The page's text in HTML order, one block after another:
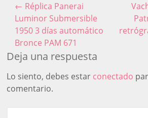
Post navigation
← Réplica Panerai
Luminor Submersible
1950 3 días automático
Bronce PAM 671
Deja una respuesta
Lo siento, debes estar conectado
comentario.